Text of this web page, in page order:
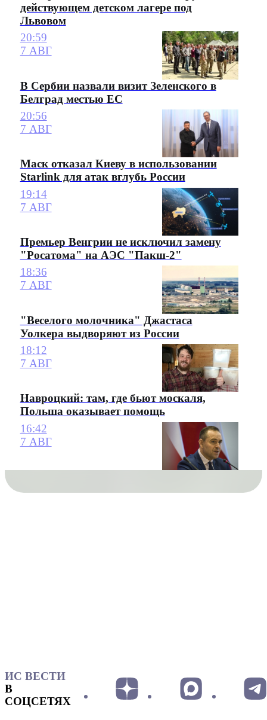
действующем детском лагере под
Львовом
20:59
7 АВГ
В Сербии назвали визит Зеленского в
Белград местью ЕС
20:56
7 АВГ
Маск отказал Киеву в использовании
Starlink для атак вглубь России
19:14
7 АВГ
Премьер Венгрии не исключил замену
"Росатома" на АЭС "Пакш-2"
18:36
7 АВГ
"Веселого молочника" Джастаса
Уолкера выдворяют из России
18:12
7 АВГ
Навроцкий: там, где бьют москаля,
Польша оказывает помощь
16:42
7 АВГ
ИС ВЕСТИ
В
СОЦСЕТЯХ